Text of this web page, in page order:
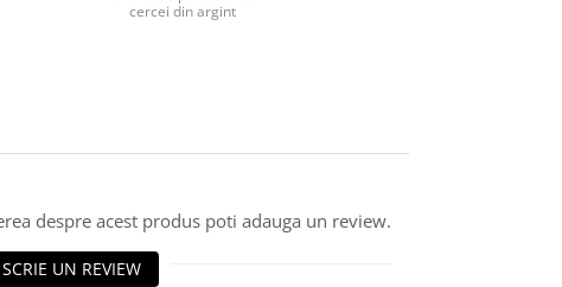
cercei din argint
despre acest produs poti adauga un review.
SCRIE UN REVIEW